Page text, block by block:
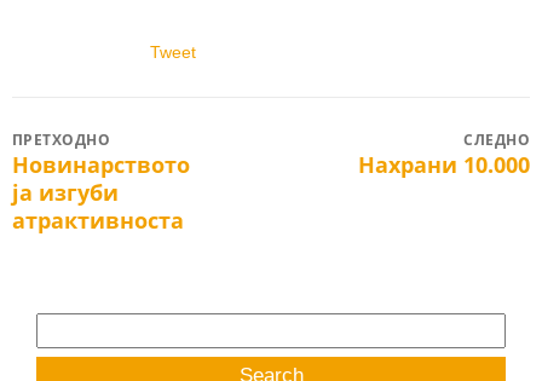
Tweet
Post
navigation
ПРЕТХОДНО
Previous
post:
Новинарството
ја изгуби
атрактивноста
СЛЕДНО
Next
Нахрани 10.000
for: